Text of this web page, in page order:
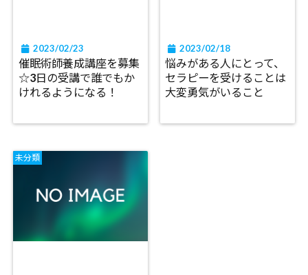
2023/02/23
催眠術師養成講座を募集
☆3日の受講で誰でもか
けれるようになる！
2023/02/18
悩みがある人にとって、
セラピーを受けることは
大変勇気がいること
未分類